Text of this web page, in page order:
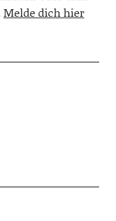
Melde dich hier